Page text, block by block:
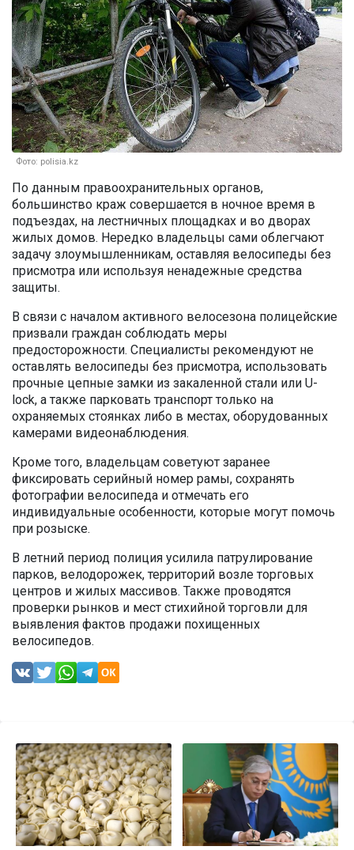
Фото: polisia.kz
По данным правоохранительных органов,
большинство краж совершается в ночное время в
подъездах, на лестничных площадках и во дворах
жилых домов. Нередко владельцы сами облегчают
задачу злоумышленникам, оставляя велосипеды без
присмотра или используя ненадежные средства
защиты.
В связи с началом активного велосезона полицейские
призвали граждан соблюдать меры
предосторожности. Специалисты рекомендуют не
оставлять велосипеды без присмотра, использовать
прочные цепные замки из закаленной стали или U-
lock, а также парковать транспорт только на
охраняемых стоянках либо в местах, оборудованных
камерами видеонаблюдения.
Кроме того, владельцам советуют заранее
фиксировать серийный номер рамы, сохранять
фотографии велосипеда и отмечать его
индивидуальные особенности, которые могут помочь
при розыске.
В летний период полиция усилила патрулирование
парков, велодорожек, территорий возле торговых
центров и жилых массивов. Также проводятся
проверки рынков и мест стихийной торговли для
выявления фактов продажи похищенных
велосипедов.